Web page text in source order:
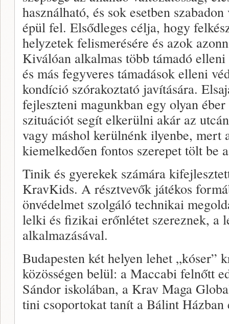
használható, és sok esetben
épül fel. Elsődleges célja, hogy
helyzetek felismerésére és azok
Kiválóan alkalmas több támadó
és más fegyveres támadások elleni
kondíció szórakoztató javítására.
fejleszteni magunkban egy olyan
szituációt segít elkerülni akár az
vagy máshol kerülnénk ilyenbe, mert
kiemelkedően fontos szerepet tölt be
Tinik és gyerekek számára
KravKids. A résztvevők játékos
önvédelmet szolgáló technikai
lelki és fizikai erőnlétet szereznek, a
alkalmazásával.
Budapesten két helyen lehet „kóser”
közösségen belül: a Maccabi felnőtt
Sándor iskolában, a Krav Maga
tini csoportokat tanít a Bálint Házban